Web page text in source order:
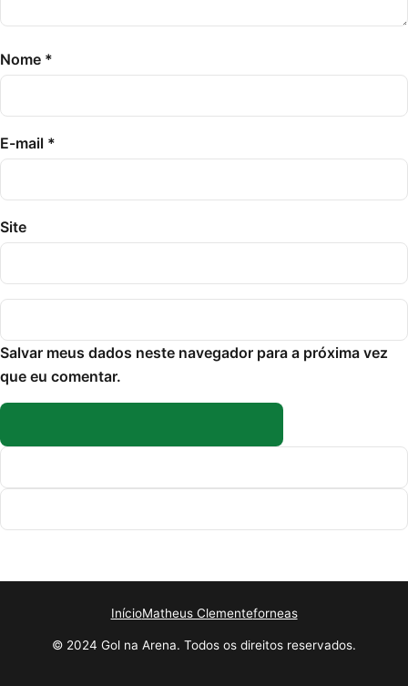
Nome *
E-mail *
Site
Salvar meus dados neste navegador para a próxima vez
que eu comentar.
InícioMatheus Clementeforneas
© 2024 Gol na Arena. Todos os direitos reservados.